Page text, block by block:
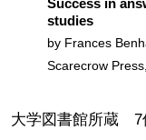
Success in
studies
by Frances
Scarecrow
大学図書館所蔵 7